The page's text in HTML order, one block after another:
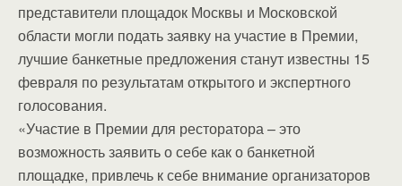
представители площадок Москвы и Московской
области могли подать заявку на участие в Премии,
лучшие банкетные предложения станут известны 15
февраля по результатам открытого и экспертного
голосования.
«Участие в Премии для ресторатора – это
возможность заявить о себе как о банкетной
площадке, привлечь к себе внимание организаторов